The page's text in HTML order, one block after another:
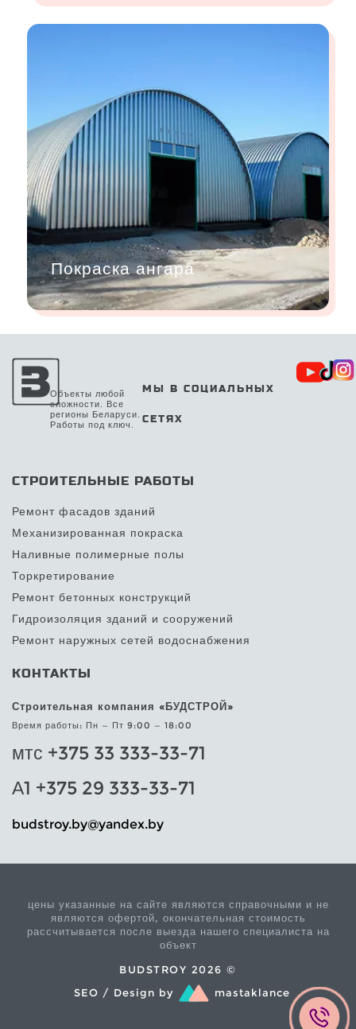
Покраска ангара
Объекты любой
сложности. Все
регионы Беларуси.
Работы под ключ.
МЫ В СОЦИАЛЬНЫХ
СЕТЯХ
СТРОИТЕЛЬНЫЕ РАБОТЫ
Ремонт фасадов зданий
Механизированная покраска
Наливные полимерные полы
Торкретирование
Ремонт бетонных конструкций
Гидроизоляция зданий и сооружений
Ремонт наружных сетей водоснабжения
КОНТАКТЫ
Строительная компания «БУДСТРОЙ»
Время работы: Пн — Пт 9:00 — 18:00
мтс +375 33 333-33-71
А1 +375 29 333-33-71
yb.xednay
@yb.yortsdub
цены указанные на сайте являются справочными и не
являются офертой, окончательная стоимость
рассчитывается после выезда нашего специалиста на
объект
BUDSTROY 2026 ©
SEO / Design by
mastaklance